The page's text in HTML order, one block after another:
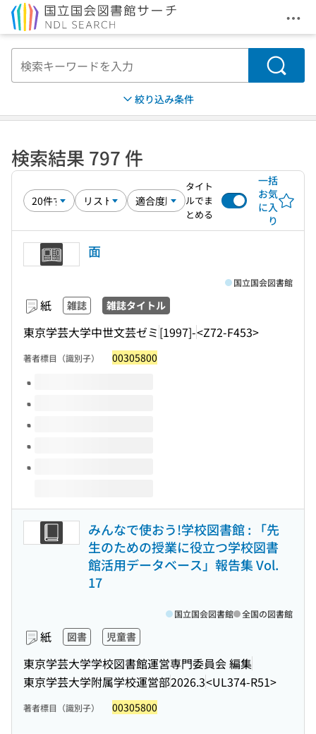
メ
検索
絞り込み条件
検索結果 797 件
タイト
ルでま
とめる
一括
お気
に入
り
面
紙 雑誌 雑誌タイトル
東京学芸大学中世文芸ゼミ [1997]-<Z72-F453>
国立国会図書館
著者標目（識別子） 00305800
このタイトルの巻号
みんなで使おう!学校図書館 : 「先
生のための授業に役立つ学校図書
館活用データベース」報告集 Vol.
17
紙 図書 児童書
東京学芸大学学校図書館運営専門委員会 編集
東京学芸大学附属学校運営部2026.3<UL374-R51>
国立国会図書館 全国の図書館
著者標目（識別子） 00305800